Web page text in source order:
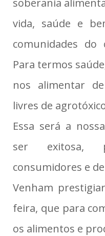
soberania
vida, saúde e
comunidades do
Para termos
nos alimentar
livres de
Essa será a
ser exitosa,
consumidores e
Venham
feira, que para
os alimentos e